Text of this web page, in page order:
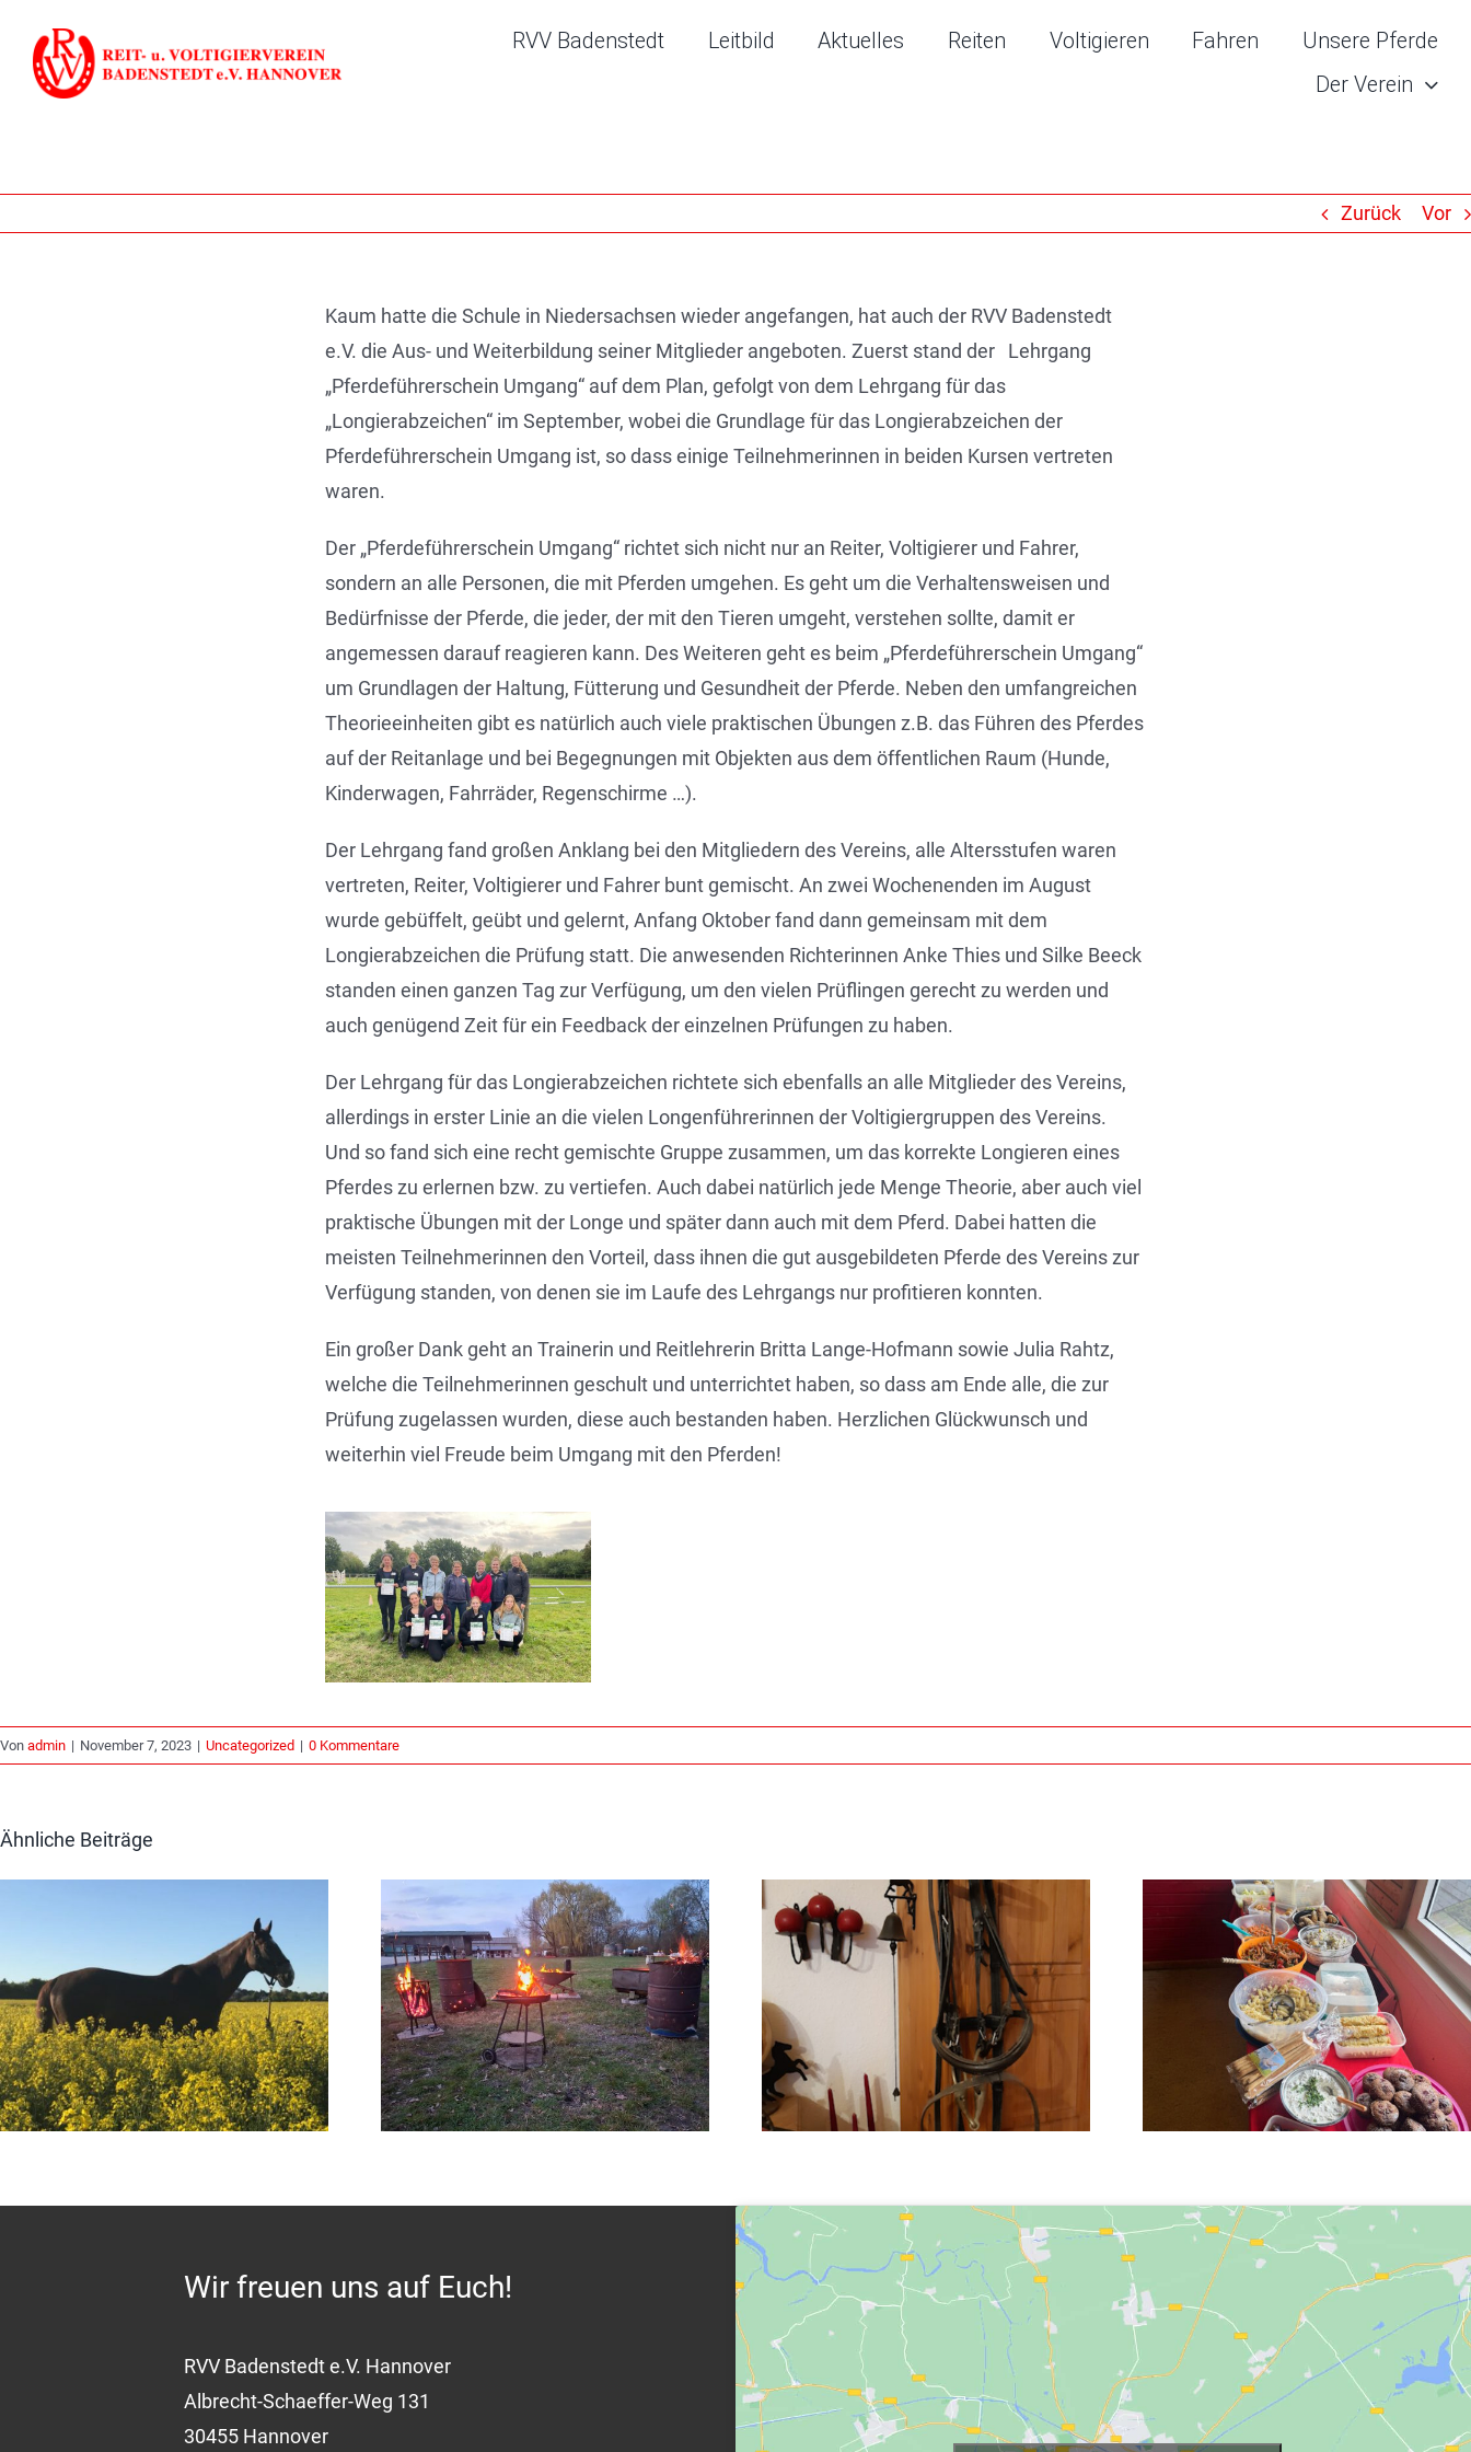
Inhalt
springen
RVV Badenstedt Leitbild Aktuelles Reiten Voltigieren Fahren
Unsere Pferde
Der Verein
Zurück Vor
Kaum hatte die Schule in Niedersachsen wieder angefangen, hat auch der RVV Badenstedt
e.V. die Aus- und Weiterbildung seiner Mitglieder angeboten. Zuerst stand der Lehrgang
„Pferdeführerschein Umgang“ auf dem Plan, gefolgt von dem Lehrgang für das
„Longierabzeichen“ im September, wobei die Grundlage für das Longierabzeichen der
Pferdeführerschein Umgang ist, so dass einige Teilnehmerinnen in beiden Kursen vertreten
waren.
Der „Pferdeführerschein Umgang“ richtet sich nicht nur an Reiter, Voltigierer und Fahrer,
sondern an alle Personen, die mit Pferden umgehen. Es geht um die Verhaltensweisen und
Bedürfnisse der Pferde, die jeder, der mit den Tieren umgeht, verstehen sollte, damit er
angemessen darauf reagieren kann. Des Weiteren geht es beim „Pferdeführerschein Umgang“
um Grundlagen der Haltung, Fütterung und Gesundheit der Pferde. Neben den umfangreichen
Theorieeinheiten gibt es natürlich auch viele praktischen Übungen z.B. das Führen des Pferdes
auf der Reitanlage und bei Begegnungen mit Objekten aus dem öffentlichen Raum (Hunde,
Kinderwagen, Fahrräder, Regenschirme …).
Der Lehrgang fand großen Anklang bei den Mitgliedern des Vereins, alle Altersstufen waren
vertreten, Reiter, Voltigierer und Fahrer bunt gemischt. An zwei Wochenenden im August
wurde gebüffelt, geübt und gelernt, Anfang Oktober fand dann gemeinsam mit dem
Longierabzeichen die Prüfung statt. Die anwesenden Richterinnen Anke Thies und Silke Beeck
standen einen ganzen Tag zur Verfügung, um den vielen Prüflingen gerecht zu werden und
auch genügend Zeit für ein Feedback der einzelnen Prüfungen zu haben.
Der Lehrgang für das Longierabzeichen richtete sich ebenfalls an alle Mitglieder des Vereins,
allerdings in erster Linie an die vielen Longenführerinnen der Voltigiergruppen des Vereins.
Und so fand sich eine recht gemischte Gruppe zusammen, um das korrekte Longieren eines
Pferdes zu erlernen bzw. zu vertiefen. Auch dabei natürlich jede Menge Theorie, aber auch viel
praktische Übungen mit der Longe und später dann auch mit dem Pferd. Dabei hatten die
meisten Teilnehmerinnen den Vorteil, dass ihnen die gut ausgebildeten Pferde des Vereins zur
Verfügung standen, von denen sie im Laufe des Lehrgangs nur profitieren konnten.
Ein großer Dank geht an Trainerin und Reitlehrerin Britta Lange-Hofmann sowie Julia Rahtz,
welche die Teilnehmerinnen geschult und unterrichtet haben, so dass am Ende alle, die zur
Prüfung zugelassen wurden, diese auch bestanden haben. Herzlichen Glückwunsch und
weiterhin viel Freude beim Umgang mit den Pferden!
Von admin | November 7, 2023 | Uncategorized | 0 Kommentare
Ähnliche Beiträge
Sommerfest 2026 Osterfeuer
Reiter- und
Hofflohmarkt
Katerfrühstück
Wir freuen uns auf Euch!
RVV Badenstedt e.V. Hannover
Albrecht-Schaeffer-Weg 131
30455 Hannover